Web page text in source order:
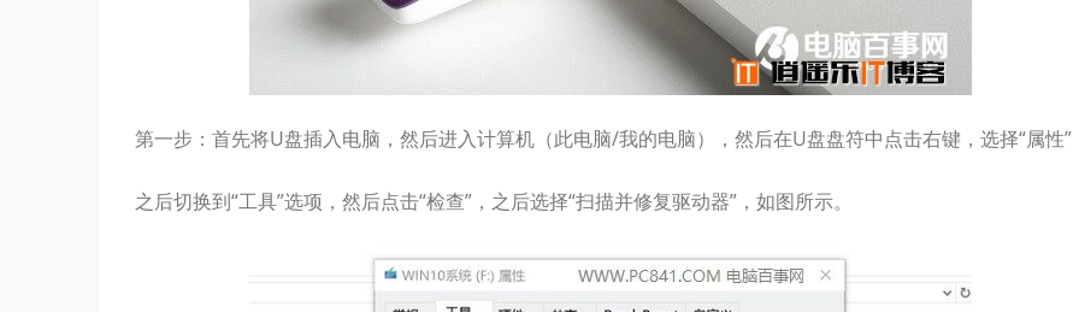
第一步：首先将U盘插入电脑，然后进入计算机（此电脑/我的电脑），然后在U盘盘符中点击右键，选择“属性”
之后切换到“工具”选项，然后点击“检查”，之后选择“扫描并修复驱动器”，如图所示。